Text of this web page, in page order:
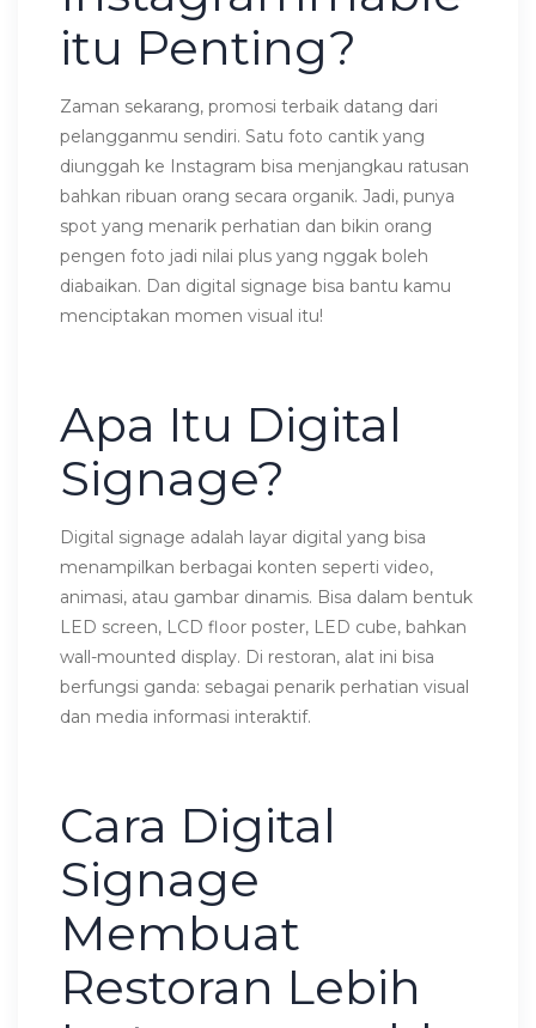
itu Penting?
Zaman sekarang, promosi terbaik datang dari
pelangganmu sendiri. Satu foto cantik yang
diunggah ke Instagram bisa menjangkau ratusan
bahkan ribuan orang secara organik. Jadi, punya
spot yang menarik perhatian dan bikin orang
pengen foto jadi nilai plus yang nggak boleh
diabaikan. Dan digital signage bisa bantu kamu
menciptakan momen visual itu!
Apa Itu Digital
Signage?
Digital signage adalah layar digital yang bisa
menampilkan berbagai konten seperti video,
animasi, atau gambar dinamis. Bisa dalam bentuk
LED screen, LCD floor poster, LED cube, bahkan
wall-mounted display. Di restoran, alat ini bisa
berfungsi ganda: sebagai penarik perhatian visual
dan media informasi interaktif.
Cara Digital
Signage
Membuat
Restoran Lebih